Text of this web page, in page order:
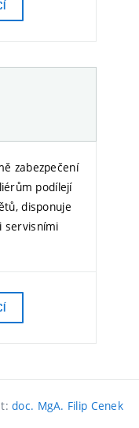
zabezpečení
podílejí
disponuje
servisními
doc. MgA. Filip Cenek